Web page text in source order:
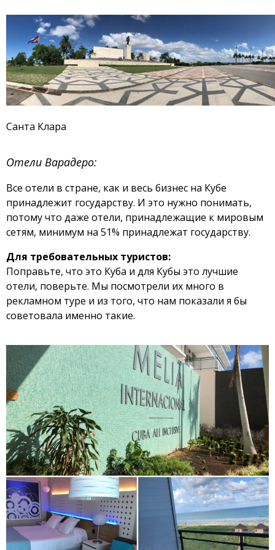
Санта Клара
Отели Варадеро:
Все отели в стране, как и весь бизнес на Кубе
принадлежит государству. И это нужно понимать,
потому что даже отели, принадлежащие к мировым
сетям, минимум на 51% принадлежат государству.
Для требовательных туристов:
Поправьте, что это Куба и для Кубы это лучшие
отели, поверьте. Мы посмотрели их много в
рекламном туре и из того, что нам показали я бы
советовала именно такие.